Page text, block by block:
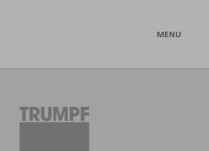
MENU